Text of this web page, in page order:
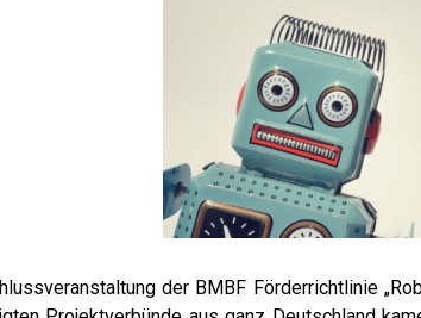
der BMBF Förderrichtlinie